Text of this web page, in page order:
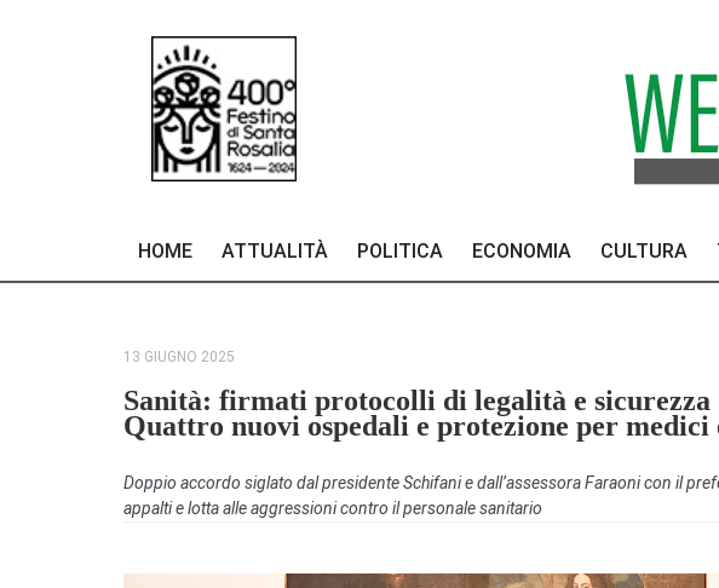
HOME ATTUALITÀ POLITICA ECONOMIA CULTURA
13 GIUGNO 2025
Sanità: firmati protocolli di legalità e sicurezza
Quattro nuovi ospedali e protezione per medici
Doppio accordo siglato dal presidente Schifani e dall’assessora Faraoni con il
appalti e lotta alle aggressioni contro il personale sanitario